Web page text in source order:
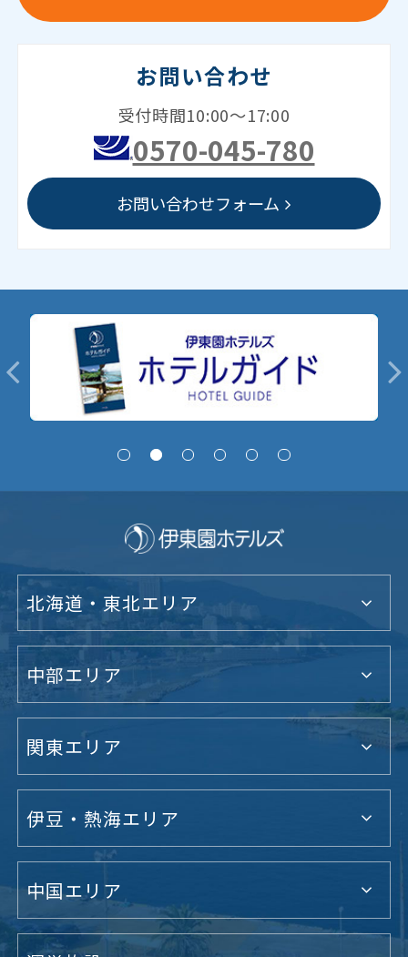
お問い合わせ
受付時間10:00～17:00
0570-045-780
お問い合わせフォーム
北海道・東北エリア
中部エリア
関東エリア
伊豆・熱海エリア
中国エリア